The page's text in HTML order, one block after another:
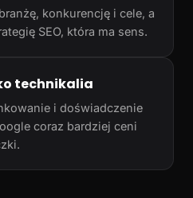
konkurencję i cele, a
SEO, która ma sens.
technikalia
i doświadczenie
coraz bardziej ceni